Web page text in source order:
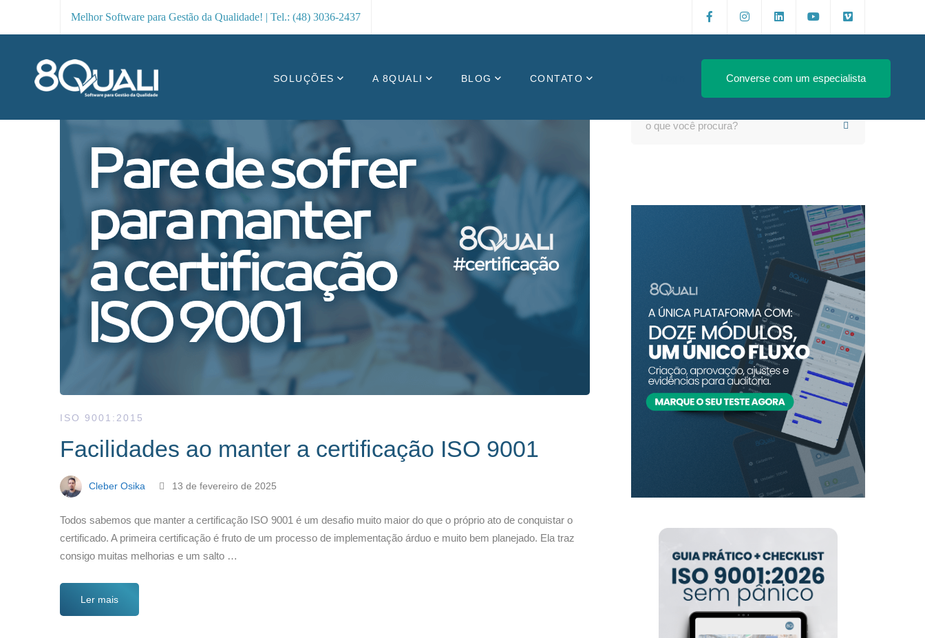
Melhor Software para Gestão da Qualidade! | Tel.: (48) 3036-2437
SOLUÇÕES A 8QUALI BLOG CONTATO Converse com um especialista
ISO 9001:2015
Facilidades ao manter a certificação ISO 9001
Cleber Osika 13 de fevereiro de 2025
Todos sabemos que manter a certificação ISO 9001 é um desafio muito maior do que o próprio ato de conquistar o
certificado. A primeira certificação é fruto de um processo de implementação árduo e muito bem planejado. Ela traz
consigo muitas melhorias e um salto …
Ler mais